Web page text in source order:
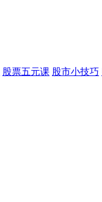
股票五元课 股市小技巧